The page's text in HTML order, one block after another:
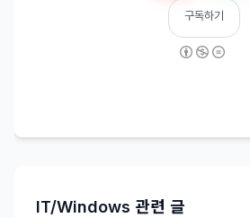
구독하기
IT/Windows 관련 글